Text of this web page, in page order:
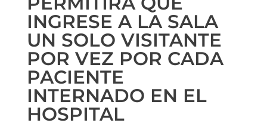
INGRESE A LA SALA
UN SOLO VISITANTE
POR VEZ POR CADA
PACIENTE
INTERNADO EN EL
HOSPITAL